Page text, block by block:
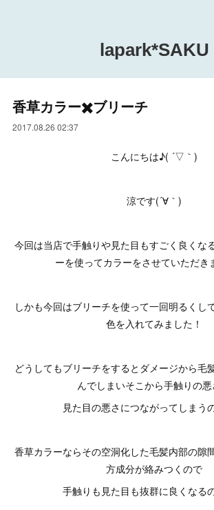
lapark*SAKU
香草カラー✖️ブリーチ
2017.08.26 02:37
こんにちは♪( ´▽｀)
涼です(´∀｀)
今回は当店で手触りや見た目もすごく良くな
ーを使ってカラーをさせていただき
しかも今回はブリーチを使って一回明るくし
色を入れてみました！
どうしてもブリーチをするとダメージから毛
んでしまいそこから手触りの
見た目の悪さにつながってしまう
香草カラーならその空洞化した毛髪内部の隙
方成分が絡みつくので
手触りも見た目も抜群に良くなる